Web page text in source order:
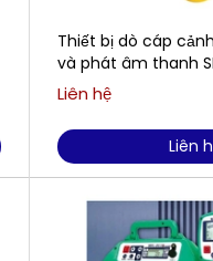
Thiết bị dò cáp
và phát âm thanh
Liên hệ
Liên